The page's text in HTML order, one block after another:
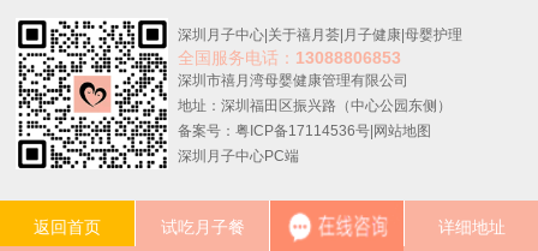
深圳月子中心|关于禧月荟| 月子健康|母婴护理
全国服务电话： 13088806853
深圳市禧月湾母婴健康管理有限公司
地址：深圳福田区振兴路（中心公园东侧）
备案号：粤ICP备17114536号|网站地图
深圳月子中心PC端
返回首页 试吃月子餐 详细地址